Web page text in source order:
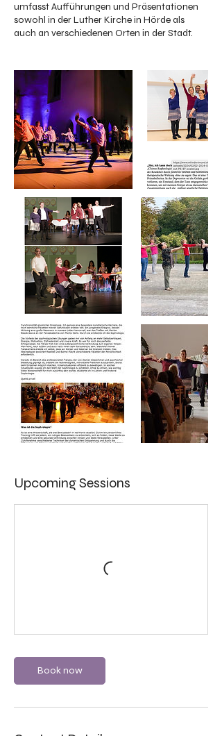
umfasst Aufführungen und Präsentationen
sowohl in der Luther Kirche in Hörde als
auch an verschiedenen Orten in der Stadt.
Upcoming Sessions
Book now